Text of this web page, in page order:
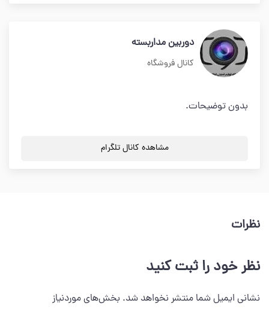
دوربین مداربسته
کانال فروشگاه
بدون توضیحات.
مشاهده کانال تلگرام
نظرات
نظر خود را ثبت کنید
نشانی ایمیل شما منتشر نخواهد شد. بخش‌های موردنیاز